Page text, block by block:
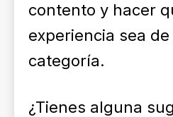
contento y hacer
experiencia sea
categoría.
¿Tienes alguna